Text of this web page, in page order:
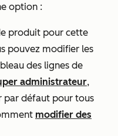
option :
produit pour cette
pouvez modifier les
des lignes de
administrateur,
par défaut pour tous
modifier des